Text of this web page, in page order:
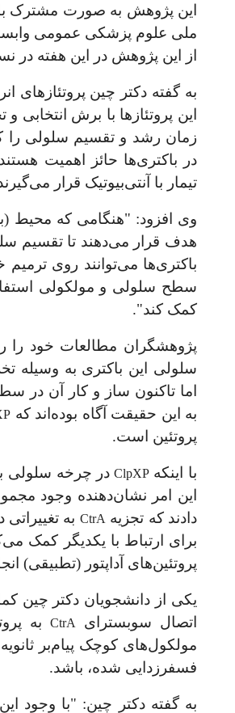
این پژوهش به صورت مشترک
ملی علوم پزشکی عمومی
از این پژوهش در این هفته در
به گفته دکتر چین پروتئاز‌های
این پروتئازها با برش
زمان رشد و تقسیم سلولی را
در باکتری‌ها حائز اهمیت
تیمار‌ با آنتی‌بیوتیک قرار می
وی افزود: "هنگامیکه محیط
هدف قرار می‌دهند تا تقسیم
باکتری‌ها می‌توانند روی
سطح سلولی و مولکولی
کمک کند"
.
پژوهشگران مطالعات خود را
سلولی این باکتری به وسیله
اما تا‌کنون ساز و کار آن در
به این حقیقت آگاه بوده‌اند که
پروتئین است.
با اینکهClpXP در چرخه سلولی
این امر نشان‌دهنده وجود
دادند که تجزیه CtrA به
برای ارتباط با یکدیگر کمک
پروتئین‌های آداپتور (تطبیقی)
یکی از دانشجویان دکتر چین
اتصال سوبسترای
CtrA به
مولکولهای کوچک پیام‌بر
فسفر‌زدایی شده، باشد.
به گفته دکتر چین: "با وجود